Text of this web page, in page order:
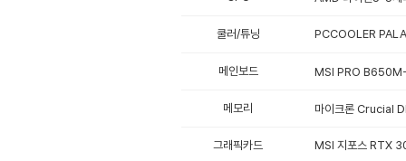
쿨러/튜닝 PCCOOLER
메인보드 MSI PRO
메모리 마이크론 Crucial
그래픽카드 MSI 지포스 RTX